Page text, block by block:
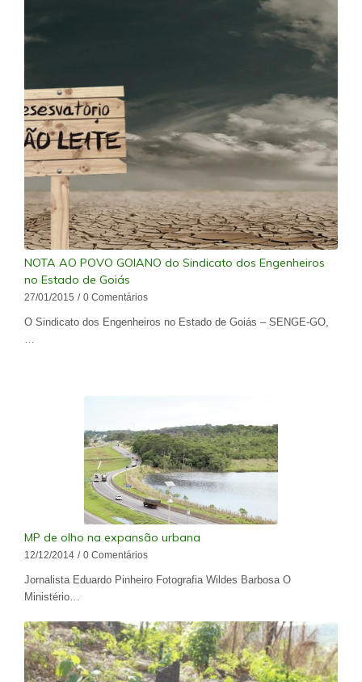
NOTA AO POVO GOIANO do Sindicato dos Engenheiros
no Estado de Goiás
27/01/2015 / 0 Comentários
O Sindicato dos Engenheiros no Estado de Goiás – SENGE-GO,
…
MP de olho na expansão urbana
12/12/2014 / 0 Comentários
Jornalista Eduardo Pinheiro Fotografia Wildes Barbosa O
Ministério…